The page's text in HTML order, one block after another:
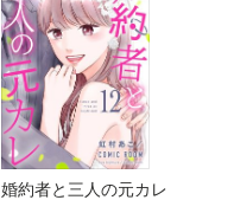
婚約者と三人の元カレ